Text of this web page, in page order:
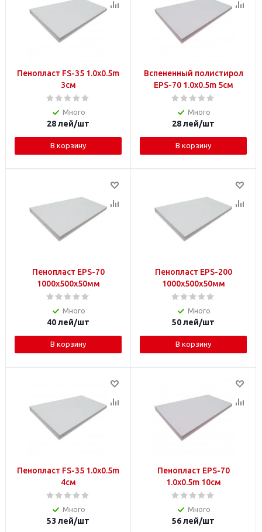
Пенопласт FS-35 1.0x0.5m
3см
Много
28лей/шт
В корзину
Вспененный полистирол
EPS-70 1.0x0.5m 5см
Много
28лей/шт
В корзину
Пенопласт EPS-70
1000x500x50мм
Много
40лей/шт
В корзину
Пенопласт EPS-200
1000x500x50мм
Много
50лей/шт
В корзину
Пенопласт FS-35 1.0x0.5m
4см
Много
53 лей/шт
Пенопласт EPS-70
1.0x0.5m 10см
Много
56лей/шт